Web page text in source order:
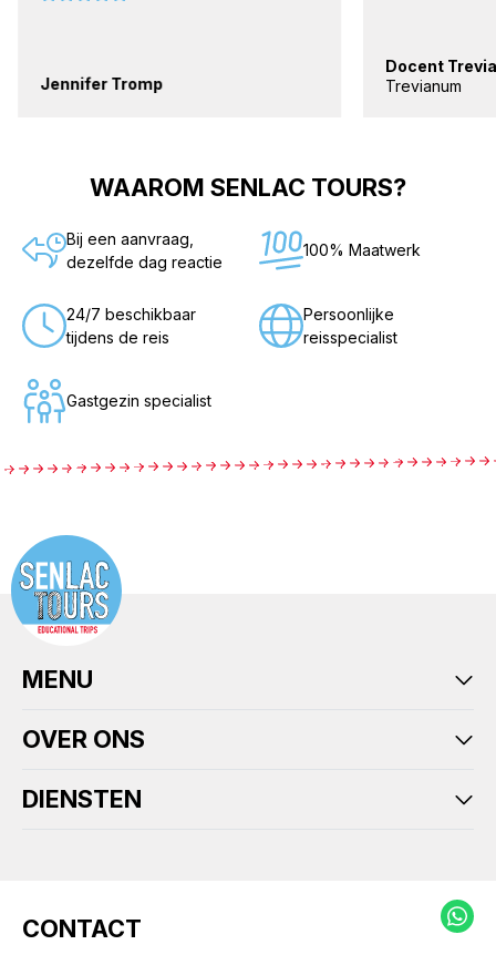
Jennifer Tromp
Docent
Trevianum
WAAROM SENLAC TOURS?
Bij een aanvraag,
dezelfde dag reactie
100% Maatwerk
24/7 beschikbaar
tijdens de reis
Persoonlijke
reisspecialist
Gastgezin specialist
MENU
OVER ONS
DIENSTEN
CONTACT